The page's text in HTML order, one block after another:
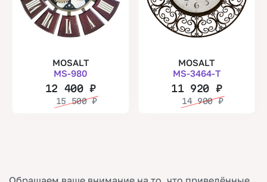
MOSALT
MS-980
12 400₽
15 500₽
MOSALT
MS-3464-T
11 920 ₽
14 900₽